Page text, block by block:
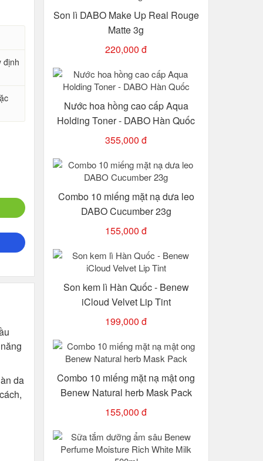
định
da
Son lì DABO Make Up Real Rouge
Matte 3g
220,000 đ
Nước hoa hồng cao cấp Aqua
Holding Toner - DABO Hàn Quốc
355,000 đ
Combo 10 miếng mặt nạ dưa leo
DABO Cucumber 23g
155,000 đ
Son kem lì Hàn Quốc - Benew
iCloud Velvet Lip Tint
199,000 đ
Combo 10 miếng mặt nạ mật ong
Benew Natural herb Mask Pack
155,000 đ